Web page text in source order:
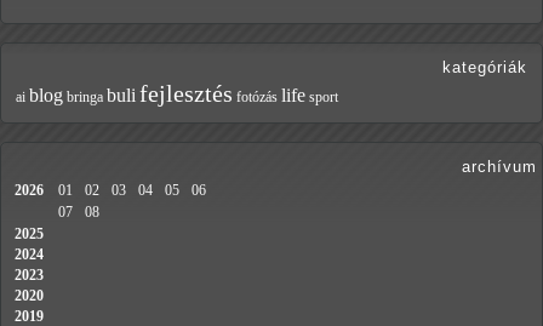
kategóriák
ai blog bringa buli fejlesztés fotózás life sport
archívum
2026 01 02 03 04 05
06
07
08
2025
2024
2023
2020
2019